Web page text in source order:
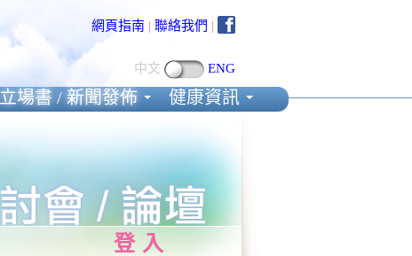
網頁指南 | 聯絡我們 |
中文 ENG
登入
立場書 / 新聞發佈 健康資訊